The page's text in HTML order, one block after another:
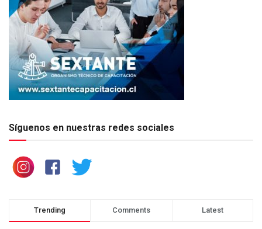
Síguenos en nuestras redes sociales
Trending Comments Latest